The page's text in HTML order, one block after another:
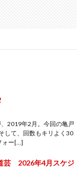
2019年2月。今回の亀戸
して、回数もキリよく30
ォー[…]
芸 2026年4月スケジ